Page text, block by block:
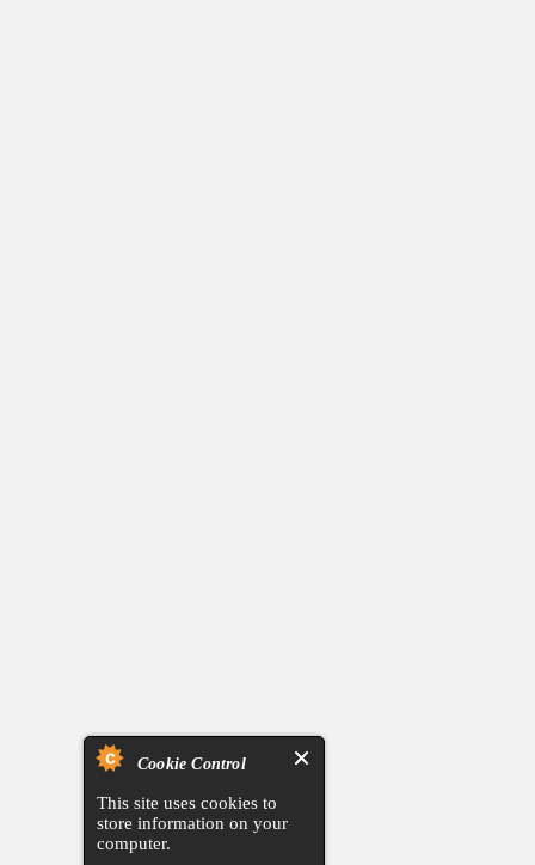
Cookie Control
This site uses cookies to
store information on your
computer.